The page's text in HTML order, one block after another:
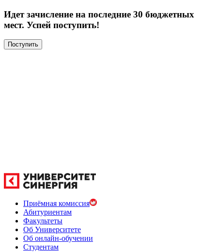
Идет зачисление на последние 30 бюджетных
мест. Успей поступить!
Поступить
Приёмная комиссия
Абитуриентам
Факультеты
Об Университете
Об онлайн-обучении
Студентам